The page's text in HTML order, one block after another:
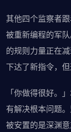
其他四个监察者
被重新编程的军
的规则力量正在
下达了新指令，
「你做得很好。
有解决根本问题
被安置的是深渊意